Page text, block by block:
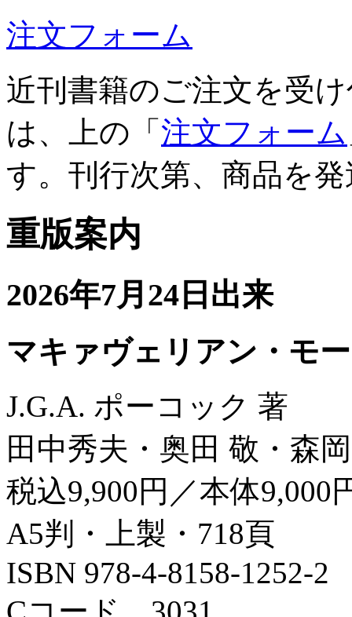
注文フォーム
近刊書籍のご注文を受
は、上の「 注文フォーム
す。刊行次第、商品を
重版案内
2026年7月24日出来
マキァヴェリアン・モ
J.G.A. ポーコック 著
田中秀夫・奥田 敬・森
税込9,900円／本体9,000
A5判・上製・718頁
ISBN 978-4-8158-1252-2